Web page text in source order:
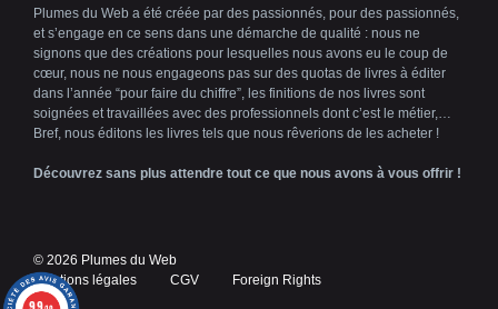
Plumes du Web a été créée par des passionnés, pour des passionnés,
et s’engage en ce sens dans une démarche de qualité : nous ne
signons que des créations pour lesquelles nous avons eu le coup de
cœur, nous ne nous engageons pas sur des quotas de livres à éditer
dans l’année “pour faire du chiffre”, les finitions de nos livres sont
soignées et travaillées avec des professionnels dont c’est le métier,…
Bref, nous éditons les livres tels que nous rêverions de les acheter !
Découvrez sans plus attendre tout ce que nous avons à vous offrir !
© 2026 Plumes du Web
Mentions légales
CGV
Foreign Rights
Article ajouté au panier